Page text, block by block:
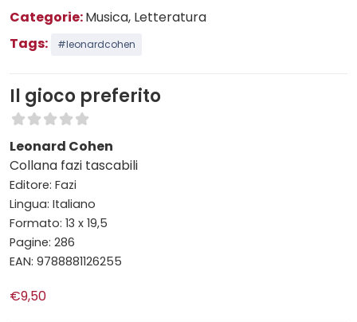
Categorie:Musica, Letteratura
Tags:
#leonardcohen
Il gioco preferito
Leonard Cohen
Collana fazi tascabili
Editore: Fazi
Lingua: Italiano
Formato: 13 x 19,5
Pagine: 286
EAN: 9788881126255
€9,50